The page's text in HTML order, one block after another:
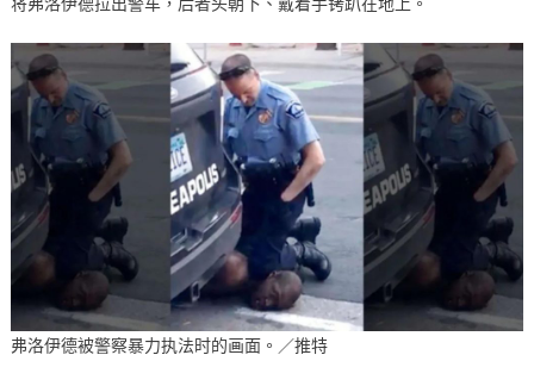
弗洛伊德被警察暴力执法时的画面。／推特